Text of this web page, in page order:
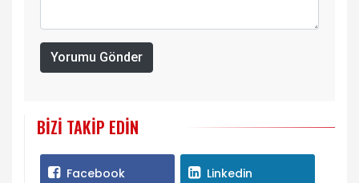
Yorumu Gönder
BIZI TAKIP EDIN
Facebook Linkedin